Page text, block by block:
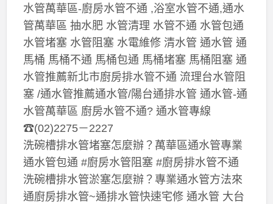
水管萬華區-廚房水管不通 ,浴室水管不通,通水
管萬華區 抽水肥 水管清理 水管不通 水管包通
水管堵塞 水管阻塞 水電維修 清水管 通水管 通
馬桶 馬桶不通 馬桶包通 馬桶堵塞 馬桶阻塞 通
水管推薦新北市廚房排水管不通 流理台水管阻
塞 /通水管推薦通水管/陽台通排水管 通水管-通
水管萬華區 廚房水管不通? 通水管專線
☎(02)2275－2227
洗碗槽排水管堵塞怎麼辦？萬華區通水管專業
通水管包通 #廚房水管阻塞 #廚房排水管不通
洗碗槽排水管淤塞怎麼辦？專業通水管方法來
通廚房排水管~通排水管快速宅修 通水管 大台